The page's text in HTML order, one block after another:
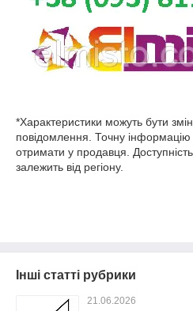
*Характеристики можуть бути
повідомлення. Точну
отримати у продавця. Доступність
залежить від регіону.
Інші статті рубрики
21.06.2026